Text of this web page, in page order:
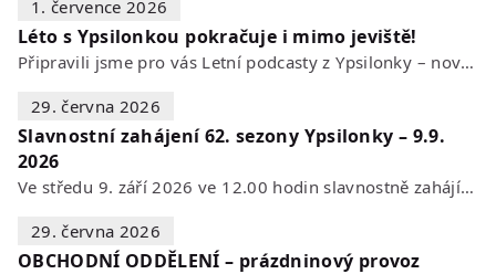
1. července 2026
Léto s Ypsilonkou pokračuje i mimo jeviště!
Připravili jsme pro vás Letní podcasty z Ypsilonky – novou sérii rozhovorů s…
29. června 2026
Slavnostní zahájení 62. sezony Ypsilonky – 9.9.
2026
Ve středu 9. září 2026 ve 12.00 hodin slavnostně zahájíme novou divadelní…
29. června 2026
OBCHODNÍ ODDĚLENÍ – prázdninový provoz